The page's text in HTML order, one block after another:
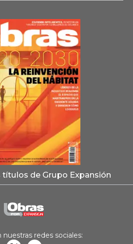
títulos de Grupo Expansión
nuestras redes sociales: